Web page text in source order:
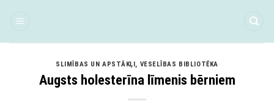
SLIMĪBAS UN APSTĀKĻI, VESELĪBAS BIBLIOTĒKA
Augsts holesterīna līmenis bērniem